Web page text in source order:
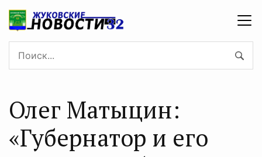
Олег Матыцин:
«Губернатор и его